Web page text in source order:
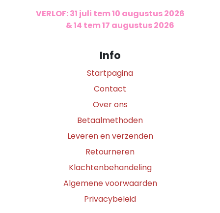
VERLOF: 31 juli tem 10 augustus 2026
& 14 tem 17 augustus 2026
Info
Startpagina
Contact
Over ons
Betaalmethoden
Leveren en verzenden
Retourneren
Klachtenbehandeling
Algemene voorwaarden
Privacybeleid